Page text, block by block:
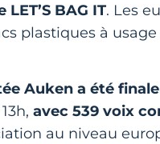
BAG IT. Les
plastiques à
Auken a été
avec 539 voix
au niveau